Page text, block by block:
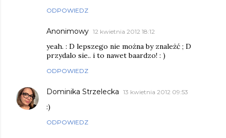
ODPOWIEDZ
Anonimowy 12 kwietnia 2012 18:12
yeah. : D lepszego nie można by znależć ; D
przydalo sie.. i to nawet baardzo! : )
ODPOWIEDZ
Dominika Strzelecka 13 kwietnia 2012 09:53
:)
ODPOWIEDZ